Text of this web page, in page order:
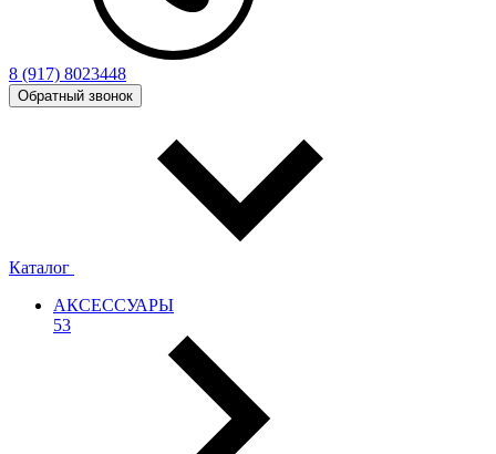
8 (917) 8023448
Обратный звонок
Каталог
АКСЕССУАРЫ
53